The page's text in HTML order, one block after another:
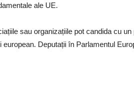
ale UE.
sau organizațiile pot candida cu
european. Deputații în Parlamentul